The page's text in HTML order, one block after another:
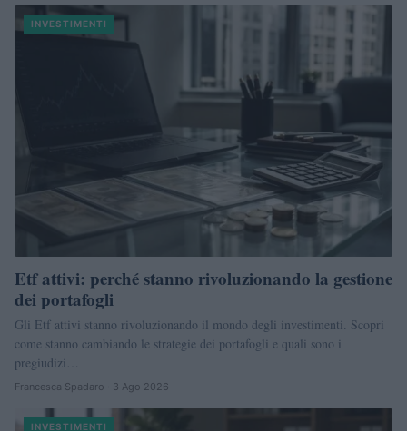
INVESTIMENTI
Etf attivi: perché stanno rivoluzionando la gestione
dei portafogli
Gli Etf attivi stanno rivoluzionando il mondo degli investimenti. Scopri
come stanno cambiando le strategie dei portafogli e quali sono i
pregiudizi…
Francesca Spadaro · 3 Ago 2026
INVESTIMENTI